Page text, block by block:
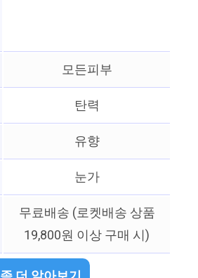
모든피부
탄력
유향
눈가
무료배송 (로켓배송 상품
19,800원 이상 구매 시)